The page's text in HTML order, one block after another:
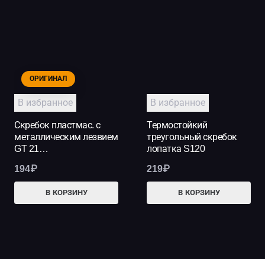
ОРИГИНАЛ
В избранное
Скребок пластмас. с
металлическим лезвием
GT 21…
194₽
В КОРЗИНУ
В избранное
Термостойкий
треугольный скребок
лопатка S120
219₽
В КОРЗИНУ